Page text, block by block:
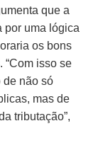
que a
por uma lógica
os bons
“Com isso se
de não só
mas de
tributação”,